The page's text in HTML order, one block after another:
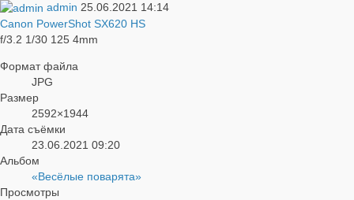
admin 25.06.2021 14:14
Canon PowerShot SX620 HS
f/3.2 1/30 125 4mm
Формат файла
JPG
Размер
2592×1944
Дата съёмки
23.06.2021 09:20
Альбом
«Весёлые поварята»
Просмотры